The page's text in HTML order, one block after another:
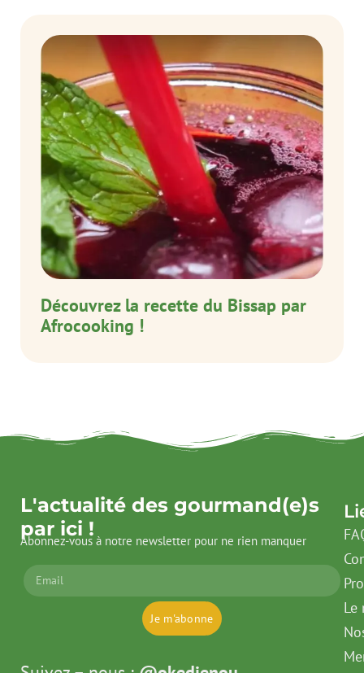
Découvrez la recette du Bissap par
Afrocooking !
L'actualité des gourmand(e)s
par ici !
Abonnez-vous à notre newsletter pour ne rien manquer
Je m'abonne
Le